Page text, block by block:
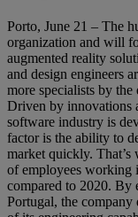
Porto, June 21 – The
organization and will
augmented reality
and design engineers
more specialists by the
Driven by innovations
software industry is
factor is the ability to
market quickly. That’s
of employees working
compared to 2020. By
Portugal, the company